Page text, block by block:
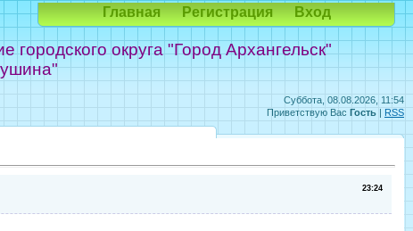
Суббота, 08.08.2026, 11:54
Приветствую Вас Гость | RSS
округа "Город Архангельск"
Главная Регистрация Вход
23:24